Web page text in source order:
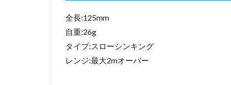
OWNER(オ
リプルフッ
ク STX-
45ZN ステ
ィンガート
全長:125mm
自重:26g
タイプ:スローシンキング
レンジ:最大2mオーバー